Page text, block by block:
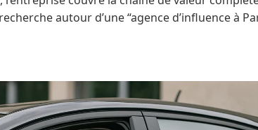
autour d’une “agence d’influence à